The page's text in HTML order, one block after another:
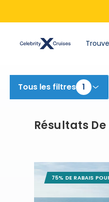
Tous les filtres 1
Résultats
75% DE RABAIS